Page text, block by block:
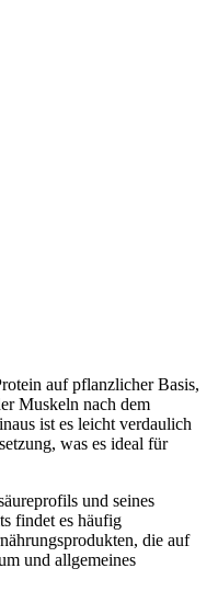
auf pflanzlicher Basis,
Muskeln nach dem
ist es leicht verdaulich
was es ideal für
und seines
findet es häufig
die auf
und allgemeines